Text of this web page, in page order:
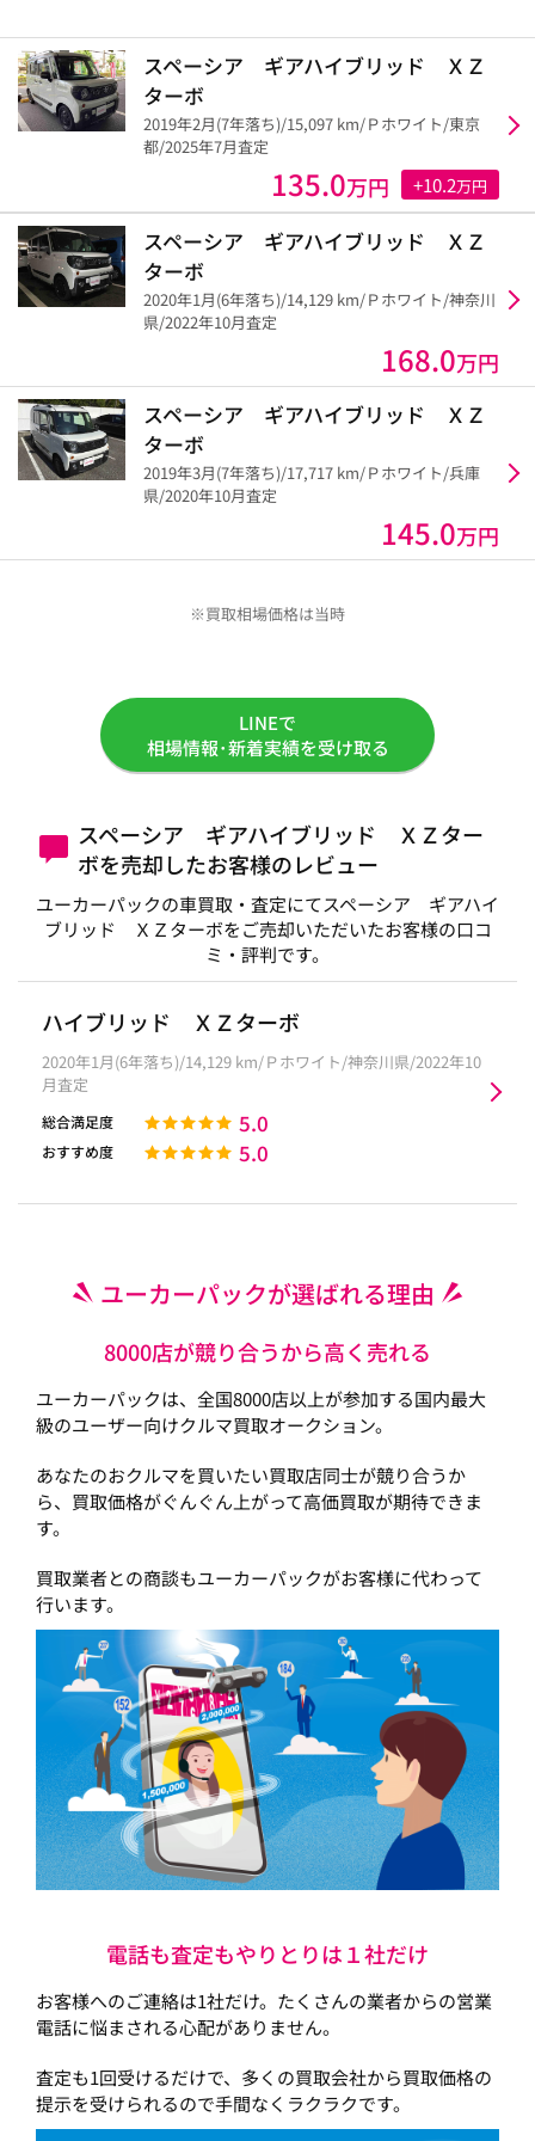
スペーシア ギアハイブリッド ＸＺ
ターボ
2019年2月(7年落ち)/15,097 km/Ｐホワイト/東京
都/2025年7月査定
135.0万円 +10.2万円
スペーシア ギアハイブリッド ＸＺ
ターボ
2020年1月(6年落ち)/14,129 km/Ｐホワイト/神奈川
県/2022年10月査定
168.0万円
スペーシア ギアハイブリッド ＸＺ
ターボ
2019年3月(7年落ち)/17,717 km/Ｐホワイト/兵庫
県/2020年10月査定
145.0万円
※買取相場価格は当時
LINEで
相場情報･新着実績を受け取る
スペーシア ギアハイブリッド ＸＺター
ボを売却したお客様のレビュー
ユーカーパックの車買取・査定にてスペーシア ギアハイ
ブリッド ＸＺターボをご売却いただいたお客様の口コ
ミ・評判です。
ハイブリッド ＸＺターボ
2020年1月(6年落ち)/14,129 km/Ｐホワイト/神奈川県/2022年10
月査定
総合満足度 5.0
おすすめ度 5.0
ユーカーパックが選ばれる理由
8000店が競り合うから高く売れる
ユーカーパックは、全国8000店以上が参加する国内最大
級のユーザー向けクルマ買取オークション。
あなたのおクルマを買いたい買取店同士が競り合うか
ら、買取価格がぐんぐん上がって高価買取が期待できま
す。
買取業者との商談もユーカーパックがお客様に代わって
行います。
電話も査定もやりとりは１社だけ
お客様へのご連絡は1社だけ。たくさんの業者からの営業
電話に悩まされる心配がありません。
査定も1回受けるだけで、多くの買取会社から買取価格の
提示を受けられるので手間なくラクラクです。